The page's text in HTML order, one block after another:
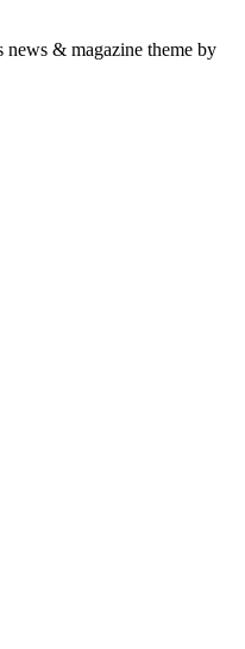
news & magazine theme by